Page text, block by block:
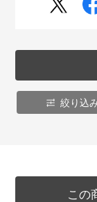
小物入れとし
絞り込
この